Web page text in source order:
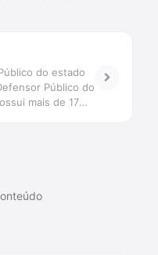
do estado
Público do
mais de 17